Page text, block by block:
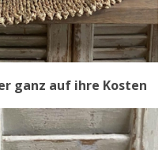
ganz auf ihre Kosten